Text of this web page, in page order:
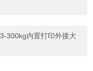
300kg内置打印外接大